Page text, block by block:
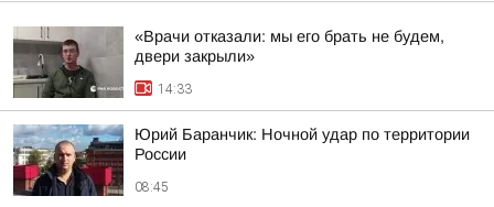
«Врачи отказали: мы его брать не будем,
двери закрыли»
14:33
Юрий Баранчик: Ночной удар по территории
России
08:45